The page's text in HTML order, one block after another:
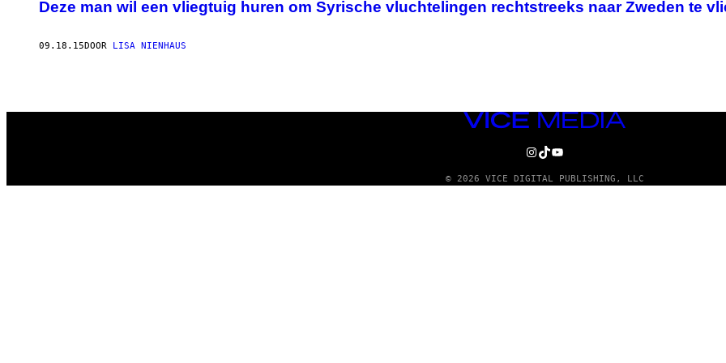
Deze man wil een vliegtuig huren om Syrische vluchtelingen rechtstreeks naar Zweden te
09.18.15DOOR LISA NIENHAUS
VICE
INSTAGRAM
TIKTOK
YOUTUBE
© 2026 VICE DIGITAL PUBLISHING, LLC